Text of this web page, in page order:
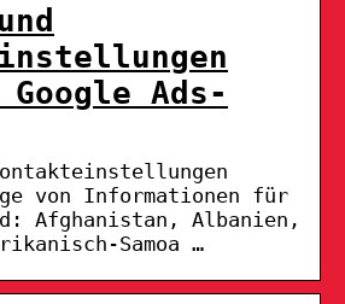
Ads-
von Informationen für
Afghanistan, Albanien,
Samoa …